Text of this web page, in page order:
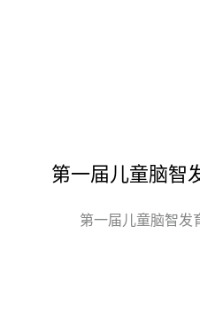
第一届儿童脑智
第一届儿童脑智发